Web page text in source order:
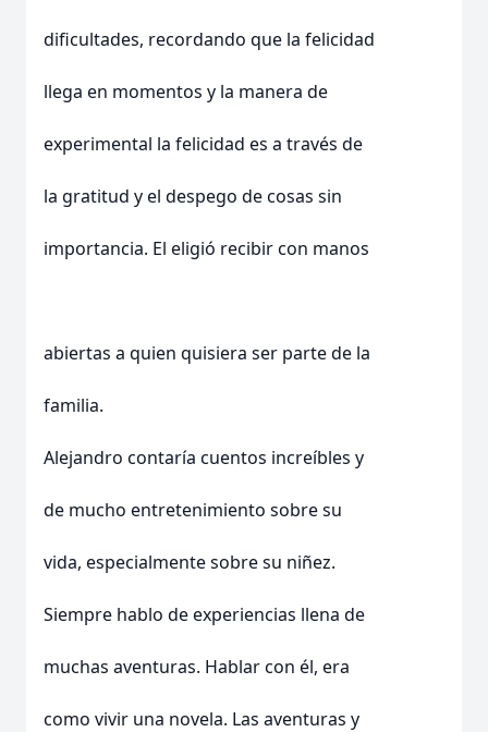
dificultades, recordando que la felicidad
llega en momentos y la manera de
experimental la felicidad es a través de
la gratitud y el despego de cosas sin
importancia. El eligió recibir con manos
abiertas a quien quisiera ser parte de la
familia.
Alejandro contaría cuentos increíbles y
de mucho entretenimiento sobre su
vida, especialmente sobre su niñez.
Siempre hablo de experiencias llena de
muchas aventuras. Hablar con él, era
como vivir una novela. Las aventuras y